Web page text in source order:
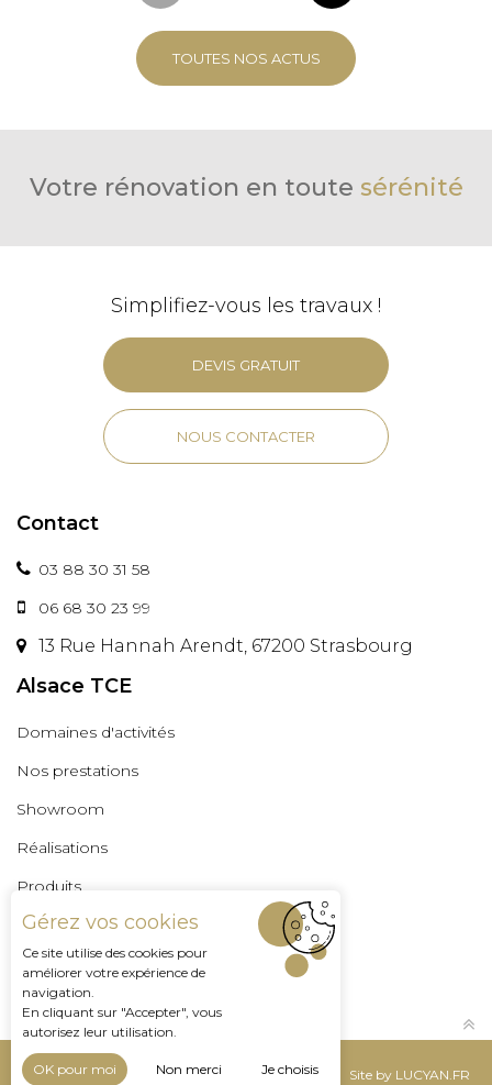
TOUTES NOS ACTUS
Votre rénovation en toute sérénité
Simplifiez-vous les travaux !
DEVIS GRATUIT
NOUS CONTACTER
Contact
03 88 30 31 58
06 68 30 23 99
13 Rue Hannah Arendt, 67200 Strasbourg
Alsace TCE
Domaines d'activités
Nos prestations
Showroom
Réalisations
Produits
Professionnels
Espace Pro
Mentions légales Site by LUCYAN.FR
Gérez vos cookies
Ce site utilise des cookies pour
améliorer votre expérience de
navigation.
En cliquant sur "Accepter", vous
autorisez leur utilisation.
OK pour moi Non merci Je choisis